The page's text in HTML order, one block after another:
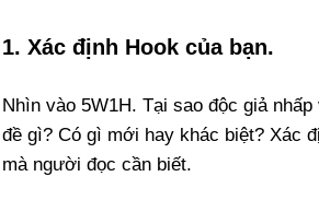
1. Xác định Hook của bạn.
Nhìn vào 5W1H. Tại sao độc giả
đề gì? Có gì mới hay khác biệt? Xác
mà người đọc cần biết.